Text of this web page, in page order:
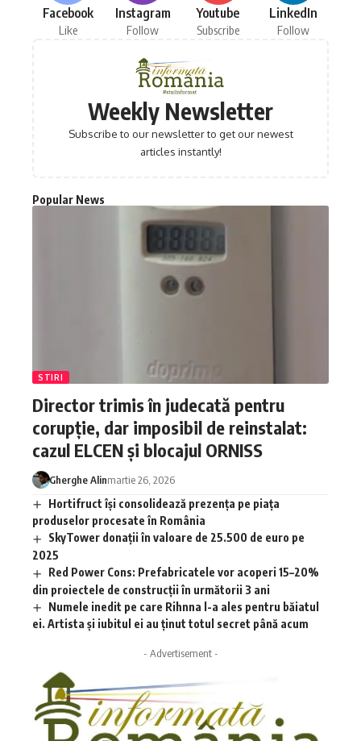
Facebook
Like
Instagram
Follow
Youtube
Subscribe
LinkedIn
Follow
Weekly Newsletter
Subscribe to our newsletter to get our newest
articles instantly!
Popular News
STIRI
Director trimis în judecată pentru
corupție, dar imposibil de reinstalat:
cazul ELCEN și blocajul ORNISS
Gherghe Alinmartie 26, 2026
Hortifruct își consolidează prezența pe piața
produselor procesate în România
SkyTower donații în valoare de 25.500 de euro pe
2025
Red Power Cons: Prefabricatele vor acoperi 15–20%
din proiectele de construcții în următorii 3 ani
Numele inedit pe care Rihnna l-a ales pentru băiatul
ei. Artista și iubitul ei au ținut totul secret până acum
- Advertisement -